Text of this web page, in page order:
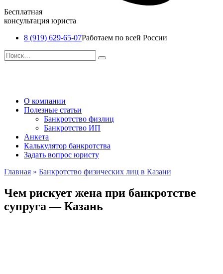
Бесплатная
консультация юриста
8 (919) 629-65-07Работаем по всей России
Перейти
к
Search
for:
О компании
Полезные статьи
Банкротство физлиц
Банкротство ИП
Анкета
Калькулятор банкротства
Задать вопрос юристу
Главная » Банкротство физических лиц в Казани
Чем рискует жена при банкротстве
супруга — Казань